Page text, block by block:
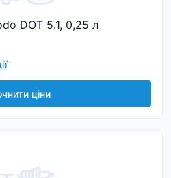
DOT 5.1, 0,25 л
ціни